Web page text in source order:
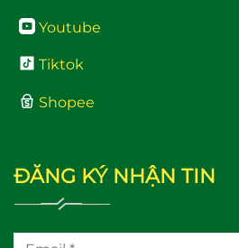
Youtube
Tiktok
Shopee
ĐĂNG KÝ NHẬN TIN